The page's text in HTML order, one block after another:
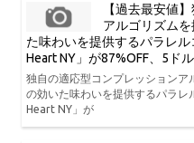
【過去最安値
アルゴリズム
た味わいを提供するパラレ
Heart NY」が87%OFF、5ド
独自の適応型コンプレッションア
の効いた味わいを提供するパラ
Heart NY」が